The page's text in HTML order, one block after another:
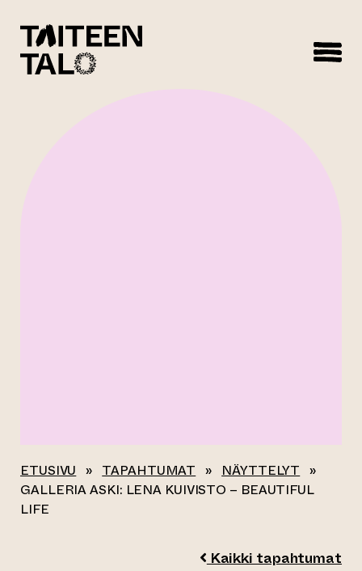
ETUSIVU » TAPAHTUMAT » NÄYTTELYT »
GALLERIA ASKI: LENA KUIVISTO – BEAUTIFUL
LIFE
Kaikki tapahtumat